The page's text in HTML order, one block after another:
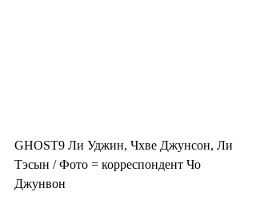
GHOST9 Ли Уджин, Чхве Джунсон, Ли
Тэсын / Фото = корреспондент Чо
Джунвон